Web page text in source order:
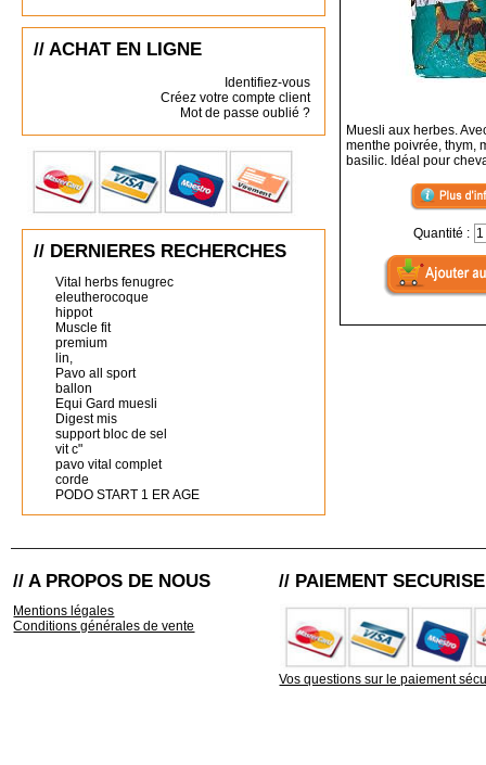
// ACHAT EN LIGNE
Identifiez-vous
Créez votre compte client
Mot de passe oublié ?
// DERNIERES RECHERCHES
Vital herbs fenugrec
eleutherocoque
hippot
Muscle fit
premium
lin,
Pavo all sport
ballon
Equi Gard muesli
Digest mis
support bloc de sel
vit c"
pavo vital complet
corde
PODO START 1 ER AGE
Muesli aux herbes.
menthe poivrée, thym,
basilic. Idéal pour
Quantité :
// A PROPOS DE NOUS
Mentions légales
Conditions générales de vente
// PAIEMENT SECURISE
Vos questions sur le paiement